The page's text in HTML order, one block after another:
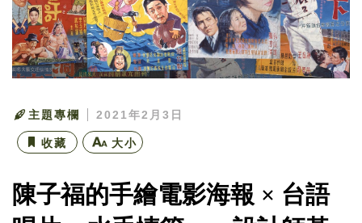
主題專欄 2021年2月3日
收藏 大小
陳子福的手繪電影海報 × 台語